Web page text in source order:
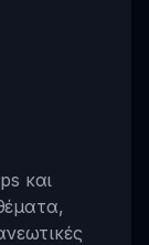
και